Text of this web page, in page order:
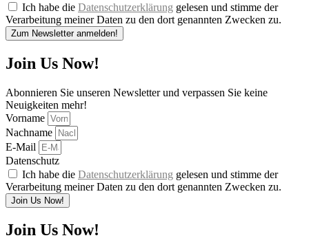
Ich habe die Datenschutzerklärung gelesen und stimme der
Verarbeitung meiner Daten zu den dort genannten Zwecken zu.
Zum Newsletter anmelden!
Join Us Now!
Abonnieren Sie unseren Newsletter und verpassen Sie keine
Neuigkeiten mehr!
Vorname
Nachname
E-Mail
Datenschutz
Ich habe die Datenschutzerklärung gelesen und stimme der
Verarbeitung meiner Daten zu den dort genannten Zwecken zu.
Join Us Now!
Join Us Now!